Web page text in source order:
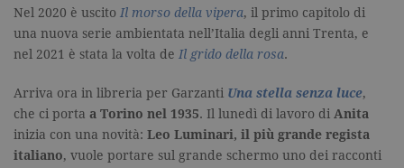
Nel 2020 è uscito Il morso della vipera, il primo capitolo di
una nuova serie ambientata nell’Italia degli anni Trenta, e
nel 2021 è stata la volta de Il grido della rosa.
Arriva ora in libreria per Garzanti Una stella senza luce,
che ci porta a Torino nel 1935. Il lunedì di lavoro di Anita
inizia con una novità: Leo Luminari, il più grande regista
italiano, vuole portare sul grande schermo uno dei racconti
viene
dal servizio
Cookie-
cookie dei
visitatori. È
necessario
banner dei
cookie di
Cookie-